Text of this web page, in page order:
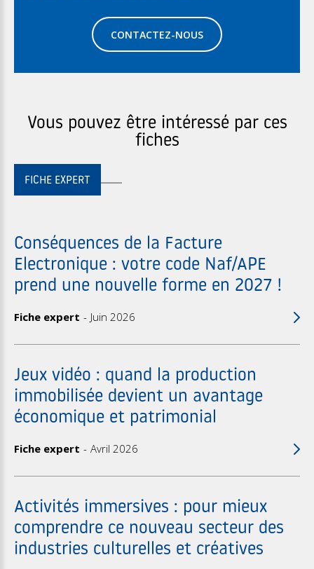
CONTACTEZ-NOUS
Vous pouvez être intéressé par ces
fiches
FICHE EXPERT
Conséquences de la Facture
Electronique : votre code Naf/APE
prend une nouvelle forme en 2027 !
Fiche expert Juin 2026
Jeux vidéo : quand la production
immobilisée devient un avantage
économique et patrimonial
Fiche expert Avril 2026
Activités immersives : pour mieux
comprendre ce nouveau secteur des
industries culturelles et créatives